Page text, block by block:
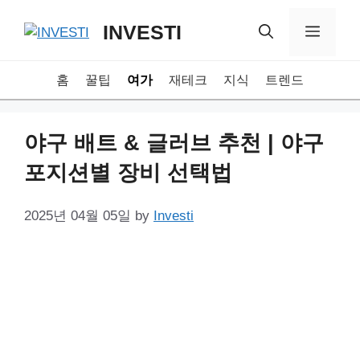
INVESTI Menu
홈 꿀팁 여가 재테크 지식 트렌드
야구 배트 & 글러브 추천 | 야구
포지션별 장비 선택법
2025년 04월 05일 by Investi